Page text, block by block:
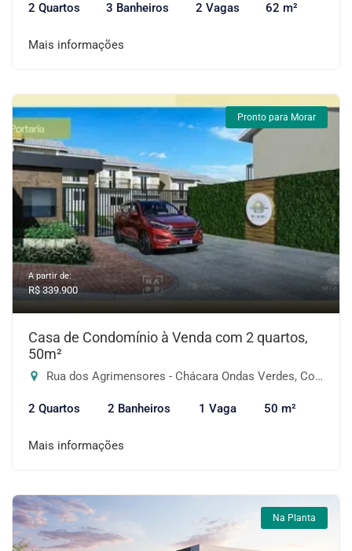
2 Quartos 3 Banheiros 2 Vagas 62 m²
Mais informações
Pronto para Morar
A partir de:
R$ 339.900
Casa de Condomínio à Venda com 2 quartos,
50m²
Rua dos Agrimensores - Chácara Ondas Verdes, Cotia-SP
2 Quartos 2 Banheiros 1 Vaga 50 m²
Mais informações
Na Planta